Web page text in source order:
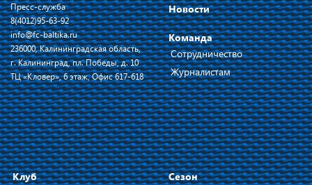
Пресс-служба
8(4012)95-63-92
info@fc-baltika.ru
236000, Калининградская область,
г. Калининград, пл. Победы, д. 10
ТЦ «Кловер», 6 этаж, Офис 617-618
Новости
Команда
Сотрудничество
Журналистам
Клуб
Сезон